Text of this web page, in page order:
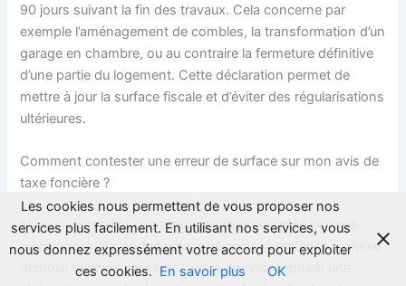
90 jours suivant la fin des travaux. Cela concerne par
exemple l’aménagement de combles, la transformation d’un
garage en chambre, ou au contraire la fermeture définitive
d’une partie du logement. Cette déclaration permet de
mettre à jour la surface fiscale et d’éviter des régularisations
ultérieures.
Comment contester une erreur de surface sur mon avis de
taxe foncière ?
Si vous constatez une erreur (annexe comptée comme
pièce principale, surface d’une véranda surestimée, annexe
démolie toujours présente), vous pouvez déposer une
Les cookies nous permettent de vous proposer nos
services plus facilement. En utilisant nos services, vous
nous donnez expressément votre accord pour exploiter
ces cookies. En savoir plus OK